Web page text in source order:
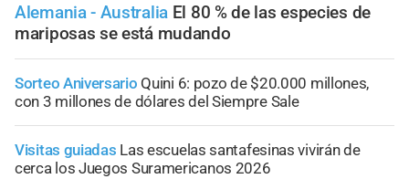
Alemania - Australia El 80 % de las especies de
mariposas se está mudando
Sorteo Aniversario Quini 6: pozo de $20.000 millones,
con 3 millones de dólares del Siempre Sale
Visitas guiadas Las escuelas santafesinas vivirán de
cerca los Juegos Suramericanos 2026